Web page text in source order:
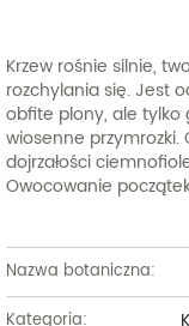
Krzew rośnie silnie,
rozchylania się. Jest
obfite plony, ale tylko
wiosenne przymrozki.
dojrzałości
Owocowanie
Nazwa botaniczna:
Kategoria: